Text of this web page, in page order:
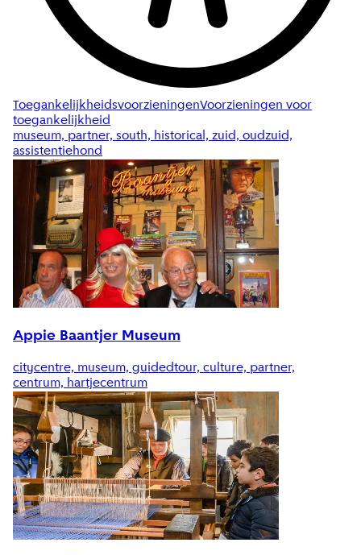
ToegankelijkheidsvoorzieningenVoorzieningen voor
toegankelijkheid
museum, partner, south, historical, zuid, oudzuid,
assistentiehond
Appie Baantjer Museum
citycentre, museum, guidedtour, culture, partner,
centrum, hartjecentrum